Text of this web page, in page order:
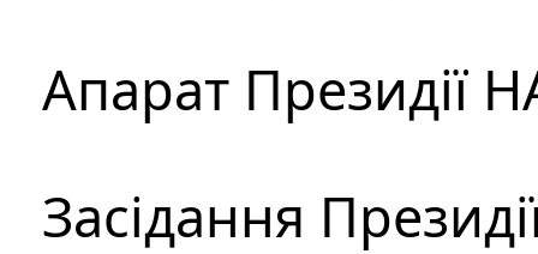
Апарат Президії
Засідання